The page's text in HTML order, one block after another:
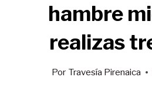
hambre
realizas
Por Travesía Pirenaica